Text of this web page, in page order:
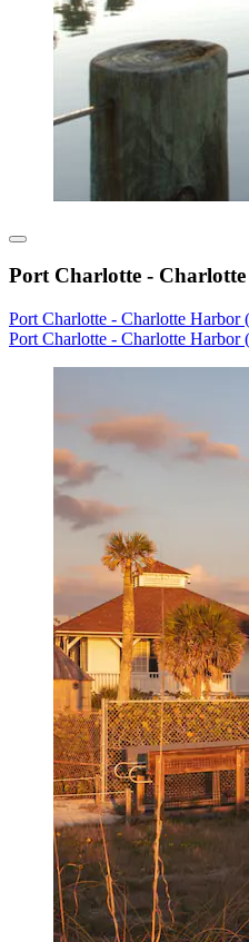
Port Charlotte -
Port Charlotte - Charlotte Harbor
Port Charlotte - Charlotte Harbor